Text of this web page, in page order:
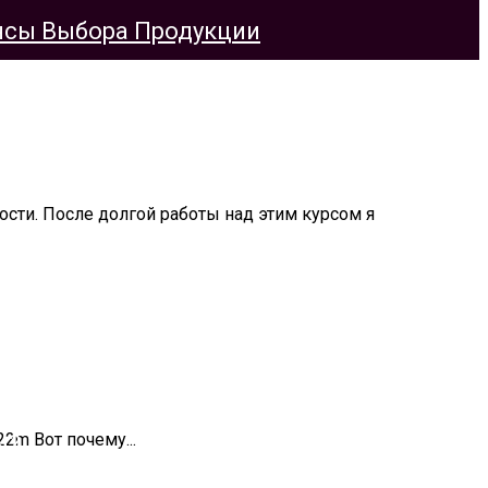
Выбора Продукции
Настенный, Видео
После долгой работы над этим курсом я
Вот почему...